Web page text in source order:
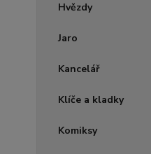
Hvězdy
Jaro
Kancelář
Klíče a kladky
Komiksy